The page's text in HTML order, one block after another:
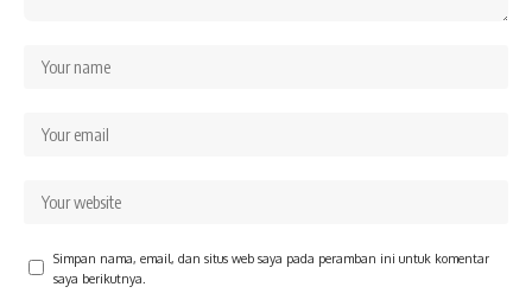
Simpan nama, email, dan situs web saya pada peramban ini untuk komentar
saya berikutnya.